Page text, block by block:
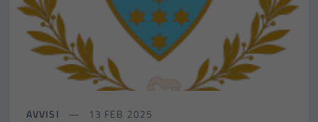
AVVISI 13 FEB 2025